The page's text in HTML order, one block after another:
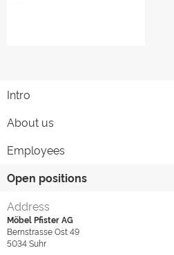
Intro
About us
Employees
Open positions
Address
Möbel Pfister AG
Bernstrasse Ost 49
5034Suhr